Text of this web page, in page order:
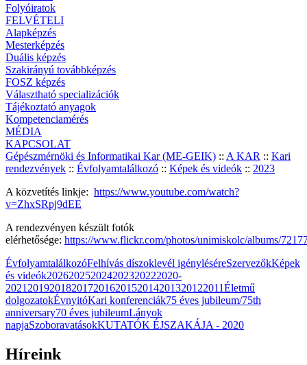
Folyóiratok
FELVÉTELI
Alapképzés
Mesterképzés
Duális képzés
Szakirányú továbbképzés
FOSZ képzés
Választható specializációk
Tájékoztató anyagok
Kompetenciamérés
MÉDIA
KAPCSOLAT
Gépészmérnöki és Informatikai Kar (ME-GEIK) :: A KAR :: Kari
rendezvények :: Évfolyamtalálkozó :: Képek és videók :: 2023
A közvetítés linkje: https://www.youtube.com/watch?
v=ZhxSRpj9dEE
A rendezvényen készült fotók
elérhetősége: https://www.flickr.com/photos/unimiskolc/albums/
ÉvfolyamtalálkozóFelhívás díszoklevél igényléséreSzervezőkKépek
és videók202620252024202320222020-
2021 201920182017201620152014201320122011Életmű
dolgozatokÉvnyitóKari konferenciák75 éves jubileum/75th
anniversary70 éves jubileumLányok
napjaSzoboravatásokKUTATÓK ÉJSZAKÁJA - 2020
Híreink